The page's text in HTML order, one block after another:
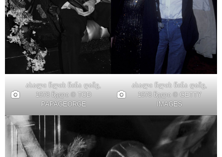
ახალი წლის წინა ღამე,
1978 წელი © TOD
PAPAGEORGE
ახალი წლის წინა ღამე,
1978 წელი © GETTY
IMAGES